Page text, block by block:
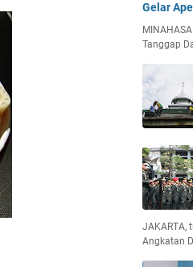
Gelar
Tanggap
JAKARTA,
Angkatan